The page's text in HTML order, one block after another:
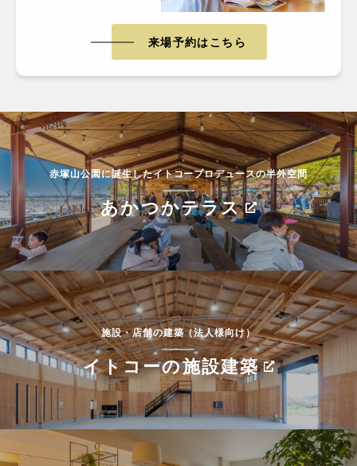
来場予約はこちら
赤塚山公園に誕生したイトコープロデュースの半外空間
あかつかテラス
施設・店舗の建築（法人様向け）
イトコーの施設建築